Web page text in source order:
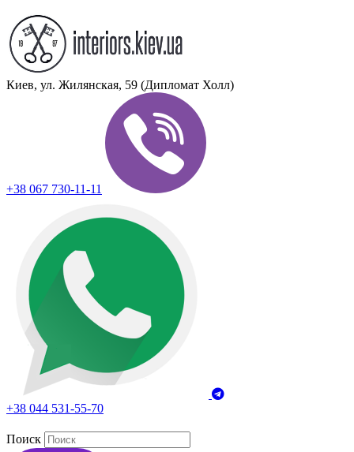
Киев, ул. Жилянская, 59 (Дипломат Холл)
+38 067 730-11-11
+38 044 531-55-70
Поиск